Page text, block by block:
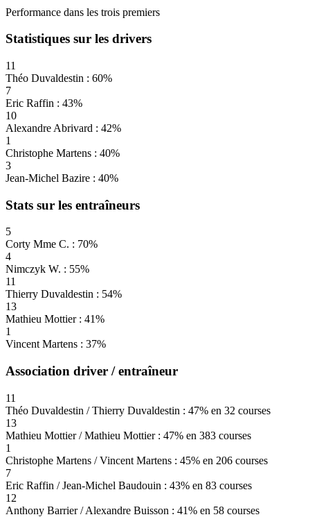
Performance dans les trois premiers
Statistiques sur les drivers
11
Théo Duvaldestin : 60%
7
Eric Raffin : 43%
10
Alexandre Abrivard : 42%
1
Christophe Martens : 40%
3
Jean-Michel Bazire : 40%
Stats sur les entraîneurs
5
Corty Mme C. : 70%
4
Nimczyk W. : 55%
11
Thierry Duvaldestin : 54%
13
Mathieu Mottier : 41%
1
Vincent Martens : 37%
Association driver / entraîneur
11
Théo Duvaldestin / Thierry Duvaldestin : 47% en 32 courses
13
Mathieu Mottier / Mathieu Mottier : 47% en 383 courses
1
Christophe Martens / Vincent Martens : 45% en 206 courses
7
Eric Raffin / Jean-Michel Baudouin : 43% en 83 courses
12
Anthony Barrier / Alexandre Buisson : 41% en 58 courses